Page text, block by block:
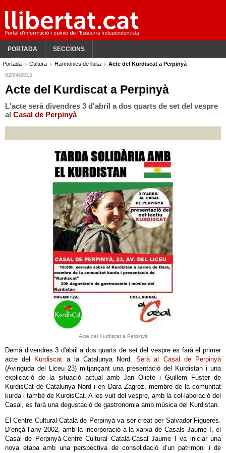
PORTADA SECCIONS
Portada Cultura Harmonies de lluita
Acte del Kurdiscat a Perpinyà
02/04/2015
Acte del Kurdiscat a Perpinyà
L'acte serà divendres 3 d'abril a dos quarts de set del vespre
al Casal de Perpinyà
Acte del Kurdiscat a Perpinyà
Demà divendres 3 d'abril a dos quarts de set del vespre es farà el primer
acte del
Kurdiscat a la Catalunya Nord.Serà al Casal de Perpinyà
(Avinguda del Liceu 23) mitjançant una presentació del Kurdistan i una
explicació de la situació actual amb Jan Oliete i Guillem Fuster de
KurdisCat de Catalunya Nord i en Dara Zagroz, membre de la comunitat
kurda i també de KurdisCat. A les vuit del vespre, amb la col·laboració del
Casal, es farà una degustació de gastronomia amb música del Kurdistan.
El Centre Cultural Català de Perpinyà va ser creat per Salvador Figueres.
D’ençà l’any 2002, amb la incorporació a la xarxa de Casals Jaume I, el
Casal de Perpinyà-Centre Cultural Català-Casal Jaume I va iniciar una
nova etapa amb una perspectiva de consolidació d’un patrimoni i de